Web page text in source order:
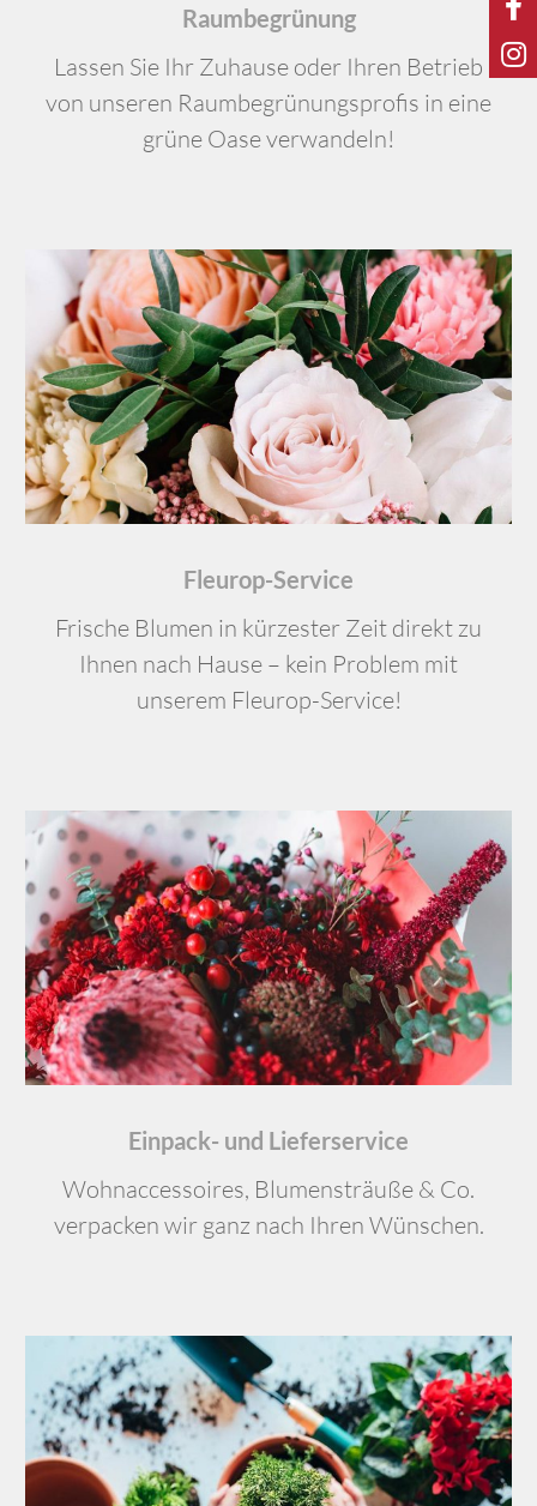
Raumbegrünung
Lassen Sie Ihr Zuhause oder Ihren Betrieb
von unseren Raumbegrünungsprofis in eine
grüne Oase verwandeln!
Fleurop-Service
Frische Blumen in kürzester Zeit direkt zu
Ihnen nach Hause – kein Problem mit
unserem Fleurop-Service!
Einpack- und Lieferservice
Wohnaccessoires, Blumensträuße & Co.
verpacken wir ganz nach Ihren Wün­schen.